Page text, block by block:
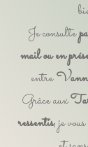
Je consulte
mail ou en
entre
Grâce aux
ressentis, je